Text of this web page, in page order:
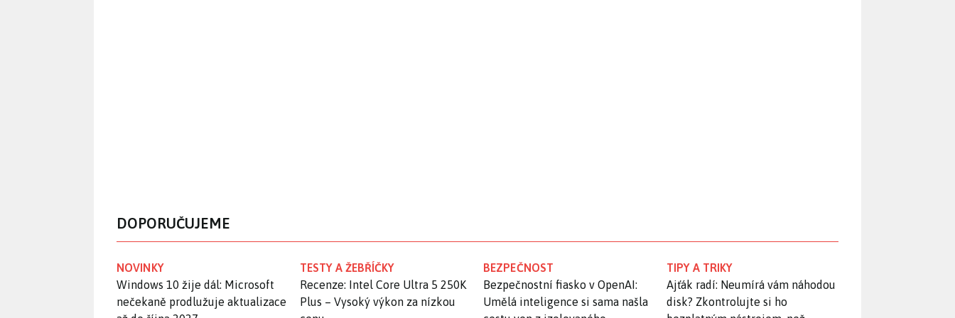
DOPORUČUJEME
NOVINKY
Windows 10 žije dál: Microsoft
nečekaně prodlužuje aktualizace
TESTY A ŽEBŘÍČKY
Recenze: Intel Core Ultra 5 250K
Plus – Vysoký výkon za nízkou
BEZPEČNOST
Bezpečnostní fiasko v OpenAI:
Umělá inteligence si sama našla
TIPY A TRIKY
Ajťák radí: Neumírá vám náhodou
disk? Zkontrolujte si ho